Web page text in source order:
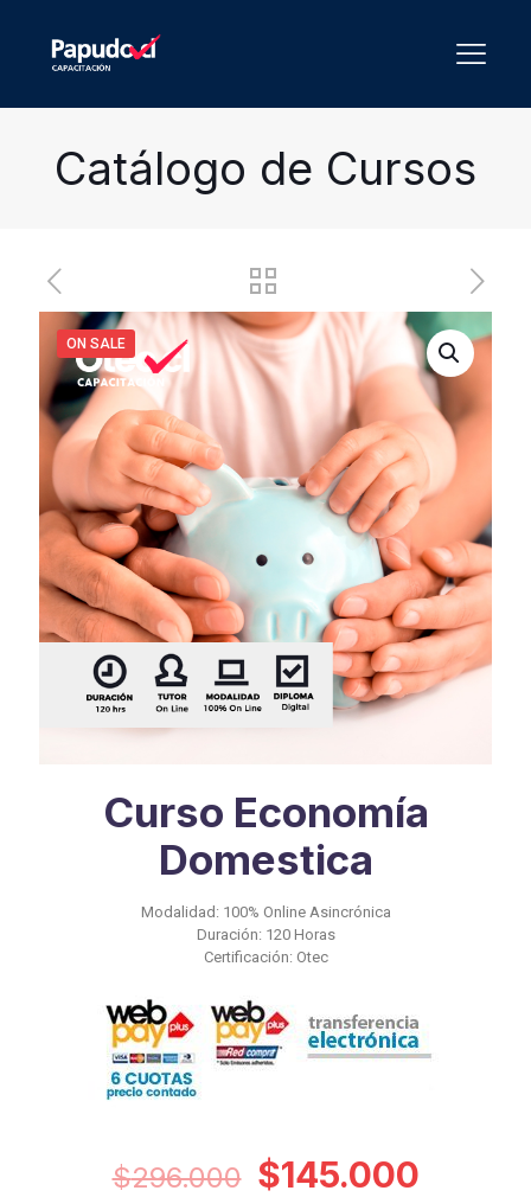
Catálogo de Cursos
ON SALE
Curso Economía
Domestica
Modalidad: 100% Online Asincrónica
Duración: 120 Horas
Certificación: Otec
$296.000 Original
$145.000